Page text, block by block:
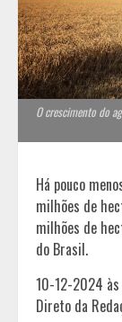
O crescimento do
Há pouco
milhões de
milhões de
do Brasil.
10-12-2024
Direto da